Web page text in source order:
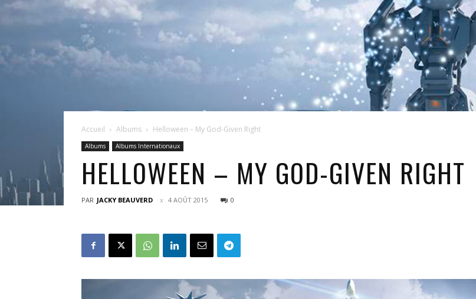
Accueil Albums Helloween – My God-Given Right
Albums Albums Internationaux
HELLOWEEN – MY GOD-GIVEN RIGHT
PAR JACKY BEAUVERD 4 AOÛT 2015 0